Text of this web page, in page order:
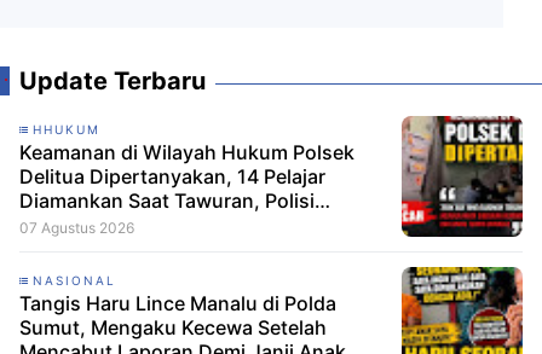
Update Terbaru
HHUKUM
Keamanan di Wilayah Hukum Polsek
Delitua Dipertanyakan, 14 Pelajar
Diamankan Saat Tawuran, Polisi
Pastikan Tak Ada Tersangka
07 Agustus 2026
NASIONAL
Tangis Haru Lince Manalu di Polda
Sumut, Mengaku Kecewa Setelah